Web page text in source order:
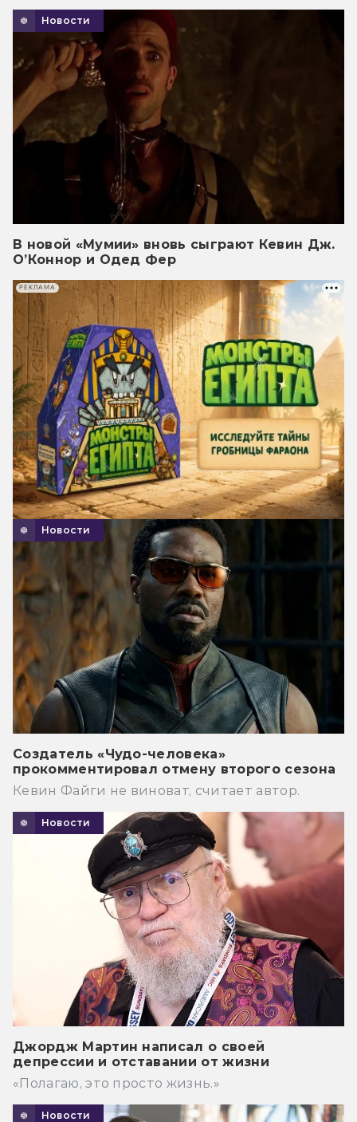
Новости
В новой «Мумии» вновь сыграют Кевин Дж.
О’Коннор и Одед Фер
Новости
Создатель «Чудо-человека»
прокомментировал отмену второго сезона
Кевин Файги не виноват, считает автор.
Новости
Джордж Мартин написал о своей
депрессии и отставании от жизни
«Полагаю, это просто жизнь.»
Новости
РЕКЛАМА